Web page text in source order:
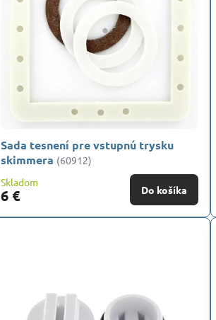
Sada tesnení pre vstupnú trysku
skimmera (60912)
Skladom
6 € Do košíka